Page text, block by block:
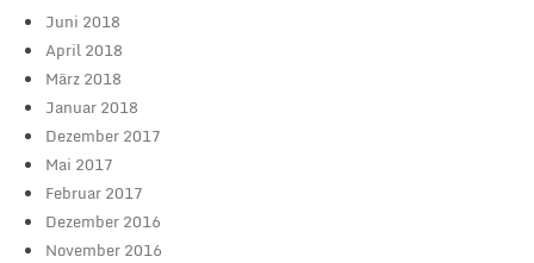
Juni 2018
April 2018
März 2018
Januar 2018
Dezember 2017
Mai 2017
Februar 2017
Dezember 2016
November 2016